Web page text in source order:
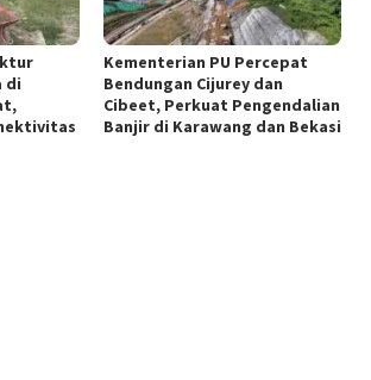
di
Kementerian PU Percepat
Bendungan Cijurey dan
Cibeet, Perkuat Pengendalian
Banjir di Karawang dan Bekasi